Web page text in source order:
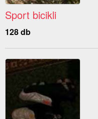
Sport bicikli
128 db